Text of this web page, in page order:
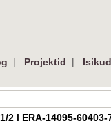
| Projektid | Isikud
2 | ERA-14095-60403-